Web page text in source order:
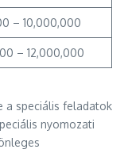
– 10,000,000
– 12,000,000
a speciális feladatok
nyomozati